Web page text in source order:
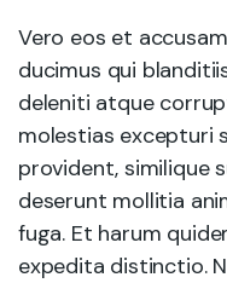
Vero eos et
ducimus qui
deleniti atque
molestias excepturi
provident, similique
deserunt mollitia
fuga. Et harum
expedita distinctio.